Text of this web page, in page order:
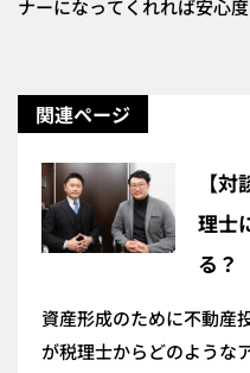
ナーになってくれれば安心
関連ページ
【
理士
る？
資産形成のために不動産
が税理士からどのような